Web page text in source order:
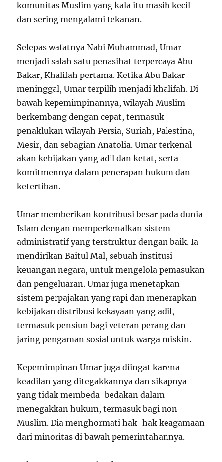
komunitas Muslim yang kala itu masih kecil
dan sering mengalami tekanan.
Selepas wafatnya Nabi Muhammad, Umar
menjadi salah satu penasihat terpercaya Abu
Bakar, Khalifah pertama. Ketika Abu Bakar
meninggal, Umar terpilih menjadi khalifah. Di
bawah kepemimpinannya, wilayah Muslim
berkembang dengan cepat, termasuk
penaklukan wilayah Persia, Suriah, Palestina,
Mesir, dan sebagian Anatolia. Umar terkenal
akan kebijakan yang adil dan ketat, serta
komitmennya dalam penerapan hukum dan
ketertiban.
Umar memberikan kontribusi besar pada dunia
Islam dengan memperkenalkan sistem
administratif yang terstruktur dengan baik. Ia
mendirikan Baitul Mal, sebuah institusi
keuangan negara, untuk mengelola pemasukan
dan pengeluaran. Umar juga menetapkan
sistem perpajakan yang rapi dan menerapkan
kebijakan distribusi kekayaan yang adil,
termasuk pensiun bagi veteran perang dan
jaring pengaman sosial untuk warga miskin.
Kepemimpinan Umar juga diingat karena
keadilan yang ditegakkannya dan sikapnya
yang tidak membeda-bedakan dalam
menegakkan hukum, termasuk bagi non-
Muslim. Dia menghormati hak-hak keagamaan
dari minoritas di bawah pemerintahannya.